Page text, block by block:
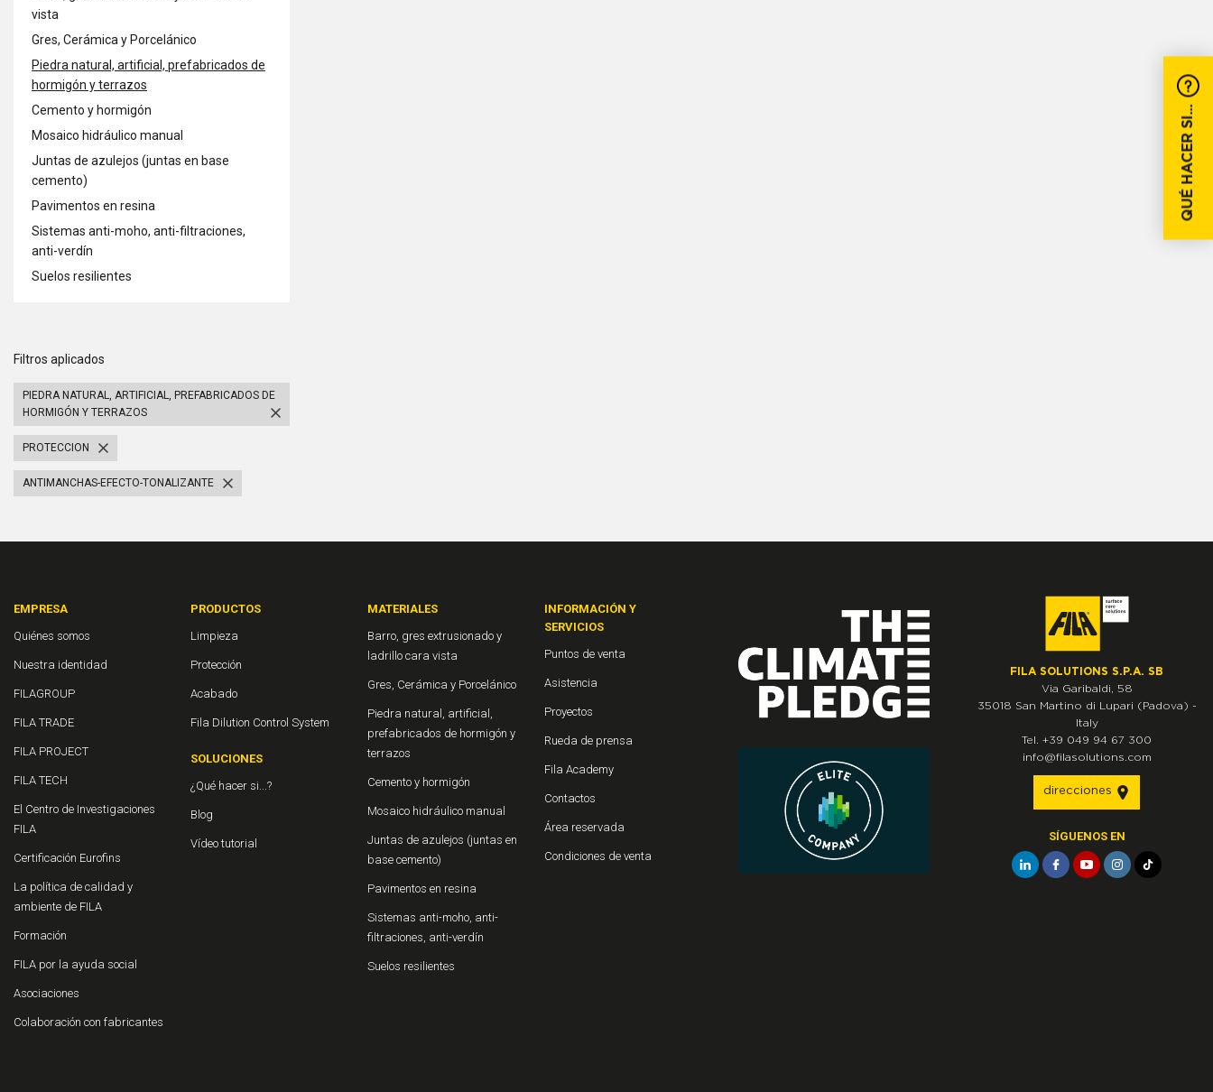
QUÉ HACER SI...
vista
Gres, Cerámica y Porcelánico
Piedra natural, artificial, prefabricados de
hormigón y terrazos
Cemento y hormigón
Mosaico hidráulico manual
Juntas de azulejos (juntas en base
cemento)
Pavimentos en resina
Sistemas anti-moho, anti-filtraciones,
anti-verdín
Suelos resilientes
Filtros aplicados
PIEDRA NATURAL, ARTIFICIAL, PREFABRICADOS DE
HORMIGÓN Y TERRAZOS
PROTECCION
ANTIMANCHAS-EFECTO-TONALIZANTE
EMPRESA
Quiénes somos
Nuestra identidad
FILAGROUP
FILA TRADE
FILA PROJECT
FILA TECH
El Centro de Investigaciones
FILA
Certificación Eurofins
La política de calidad y
ambiente de FILA
Formación
FILA por la ayuda social
Asociaciones
Colaboración con fabricantes
PRODUCTOS
Limpieza
Protección
Acabado
Fila Dilution Control System
SOLUCIONES
¿Qué hacer si...?
Blog
Vídeo tutorial
MATERIALES
Barro, gres extrusionado y
ladrillo cara vista
Gres, Cerámica y Porcelánico
Piedra natural, artificial,
prefabricados de hormigón y
terrazos
Cemento y hormigón
Mosaico hidráulico manual
Juntas de azulejos (juntas en
base cemento)
Pavimentos en resina
Sistemas anti-moho, anti-
filtraciones, anti-verdín
Suelos resilientes
INFORMACIÓN Y
SERVICIOS
Puntos de venta
Asistencia
Proyectos
Rueda de prensa
Fila Academy
Contactos
Área reservada
Condiciones de venta
FILA SOLUTIONS S.P.A. SB
Via Garibaldi, 58
35018 San Martino di Lupari (Padova) -
Italy
Tel. +39 049 94 67 300
info@filasolutions.com
direcciones
SÍGUENOS EN